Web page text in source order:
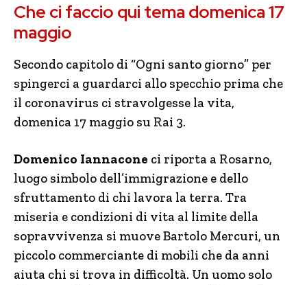
Che ci faccio qui tema domenica 17
maggio
Secondo capitolo di “Ogni santo giorno” per
spingerci a guardarci allo specchio prima che
il coronavirus ci stravolgesse la vita,
domenica 17 maggio su Rai 3.
Domenico Iannacone ci riporta a Rosarno,
luogo simbolo dell’immigrazione e dello
sfruttamento di chi lavora la terra. Tra
miseria e condizioni di vita al limite della
sopravvivenza si muove Bartolo Mercuri, un
piccolo commerciante di mobili che da anni
aiuta chi si trova in difficoltà. Un uomo solo